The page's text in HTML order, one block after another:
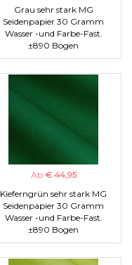
Grau sehr stark MG
Seidenpapier 30 Gramm
Wasser -und Farbe-Fast.
±890 Bogen
Ab € 44,95
Kieferngrün sehr stark MG
Seidenpapier 30 Gramm
Wasser -und Farbe-Fast.
±890 Bogen